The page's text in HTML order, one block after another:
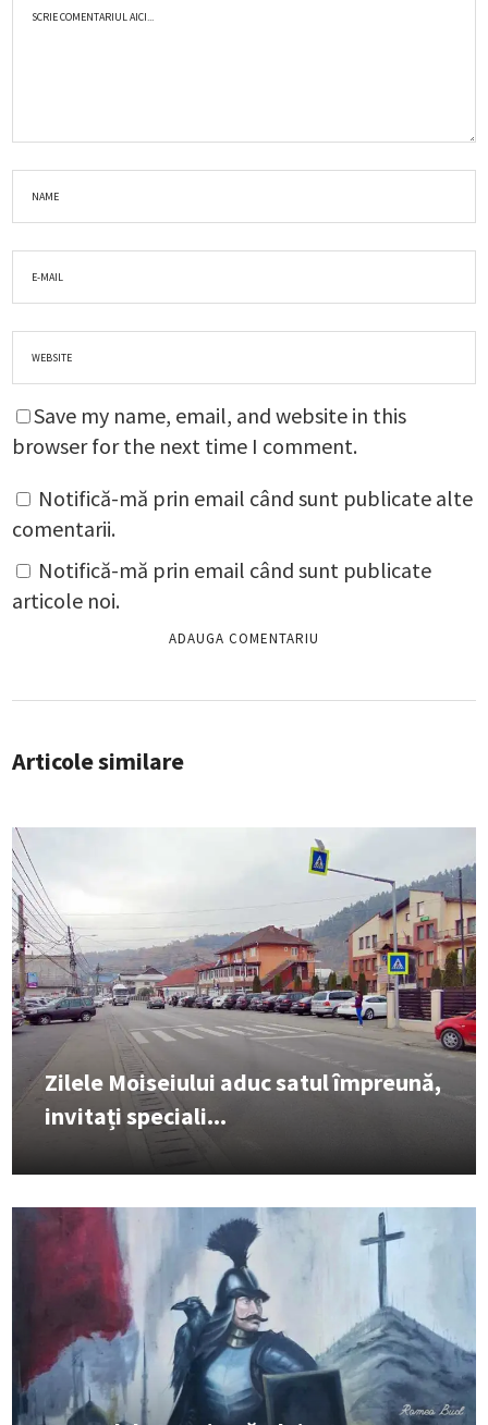
Save my name, email, and website in this
browser for the next time I comment.
Notifică-mă prin email când sunt publicate alte
comentarii.
Notifică-mă prin email când sunt publicate
articole noi.
Articole similare
Zilele Moiseiului aduc satul împreună,
invitați speciali...